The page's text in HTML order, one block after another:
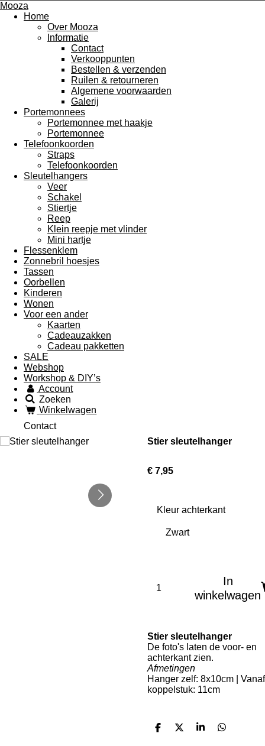
Mooza
Home
Over Mooza
Informatie
Contact
Verkooppunten
Bestellen & verzenden
Ruilen & retourneren
Algemene voorwaarden
Galerij
Portemonnees
Portemonnee met haakje
Portemonnee
Telefoonkoorden
Straps
Telefoonkoorden
Sleutelhangers
Veer
Schakel
Stiertje
Reep
Klein reepje met vlinder
Mini hartje
Flessenklem
Zonnebril hoesjes
Tassen
Oorbellen
Kinderen
Wonen
Voor een ander
Kaarten
Cadeauzakken
Cadeau pakketten
SALE
Webshop
Workshop & DIY’s
Account
Zoeken
Winkelwagen
Contact
Stier sleutelhanger
€ 7,95
Kleur achterkant
In
winkelwagen
Stier sleutelhanger
De foto's laten de voor- en
achterkant zien.
Afmetingen
Hanger zelf: 8x10cm | Vanaf
koppelstuk: 11cm
D
D
S
D